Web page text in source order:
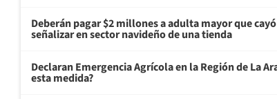
Deberán pagar $2 millones a adulta mayor que
señalizar en sector navideño de una tienda
Declaran Emergencia Agrícola en la Región de La
esta medida?